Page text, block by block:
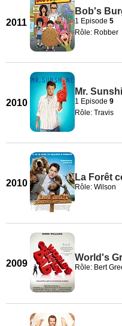
2011
Bob's
1 Episode 5
Rôle: Robber
2010
Mr.
1 Episode 9
Rôle: Travis
2010
La Forêt
Rôle: Wilson
2009
World's
Rôle: Bert